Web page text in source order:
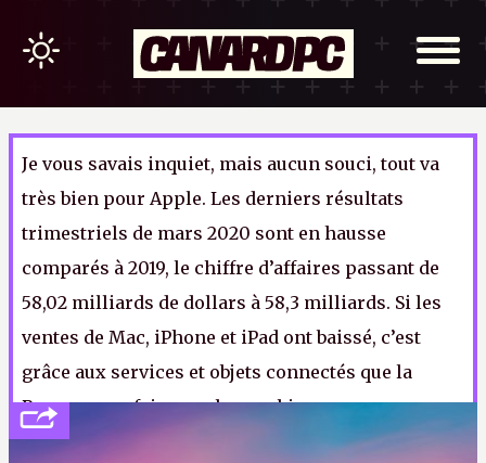
Je vous savais inquiet, mais aucun souci, tout va
très bien pour Apple. Les derniers résultats
trimestriels de mars 2020 sont en hausse
comparés à 2019, le chiffre d’affaires passant de
58,02 milliards de dollars à 58,3 milliards. Si les
ventes de Mac, iPhone et iPad ont baissé, c’est
grâce aux services et objets connectés que la
Pomme a pu faire son beurre bien gras.